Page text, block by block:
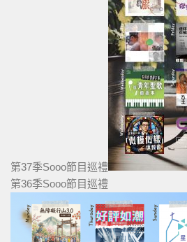
第37季Sooo節目巡禮
第36季Sooo節目巡禮